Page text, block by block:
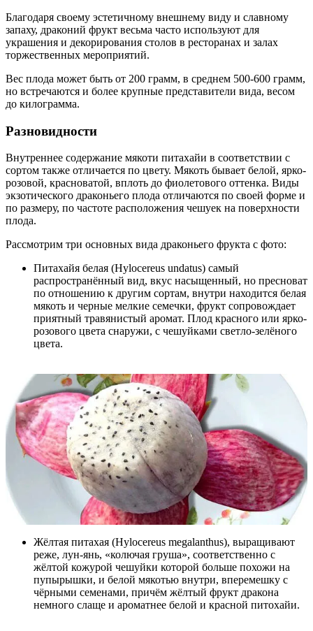
Благодаря своему эстетичному внешнему виду и славному
запаху, драконий фрукт весьма часто используют для
украшения и декорирования столов в ресторанах и залах
торжественных мероприятий.
Вес плода может быть от 200 грамм, в среднем 500-600 грамм,
но встречаются и более крупные представители вида, весом
до килограмма.
Разновидности
Внутреннее содержание мякоти питахайи в соответствии с
сортом также отличается по цвету. Мякоть бывает белой, ярко-
розовой, красноватой, вплоть до фиолетового оттенка. Виды
экзотического драконьего плода отличаются по своей форме и
по размеру, по частоте расположения чешуек на поверхности
плода.
Рассмотрим три основных вида драконьего фрукта с фото:
Питахайя белая (Hylocereus undatus) самый
распространённый вид, вкус насыщенный, но пресноват
по отношению к другим сортам, внутри находится белая
мякоть и черные мелкие семечки, фрукт сопровождает
приятный травянистый аромат. Плод красного или ярко-
розового цвета снаружи, с чешуйками светло-зелёного
цвета.
Жёлтая питахая (Hylocereus megalanthus), выращивают
реже, лун-янь, «колючая груша», соответственно с
жёлтой кожурой чешуйки которой больше похожи на
пупырышки, и белой мякотью внутри, вперемешку с
чёрными семенами, причём жёлтый фрукт дракона
немного слаще и ароматнее белой и красной питохайи.